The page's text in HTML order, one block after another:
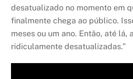
desatualizado no momento em
finalmente chega ao público.
meses ou um ano. Então, até lá,
ridiculamente desatualizadas.”